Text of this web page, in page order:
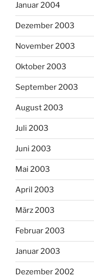
Januar 2004
Dezember 2003
November 2003
Oktober 2003
September 2003
August 2003
Juli 2003
Juni 2003
Mai 2003
April 2003
März 2003
Februar 2003
Januar 2003
Dezember 2002